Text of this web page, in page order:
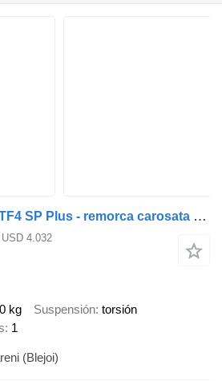
Tomplan TOMPLAN TF4 SP Plus - remorca carosata ptr bagaje, 750 Kg
4.032
kg Suspensión torsión
1
(Blejoi)